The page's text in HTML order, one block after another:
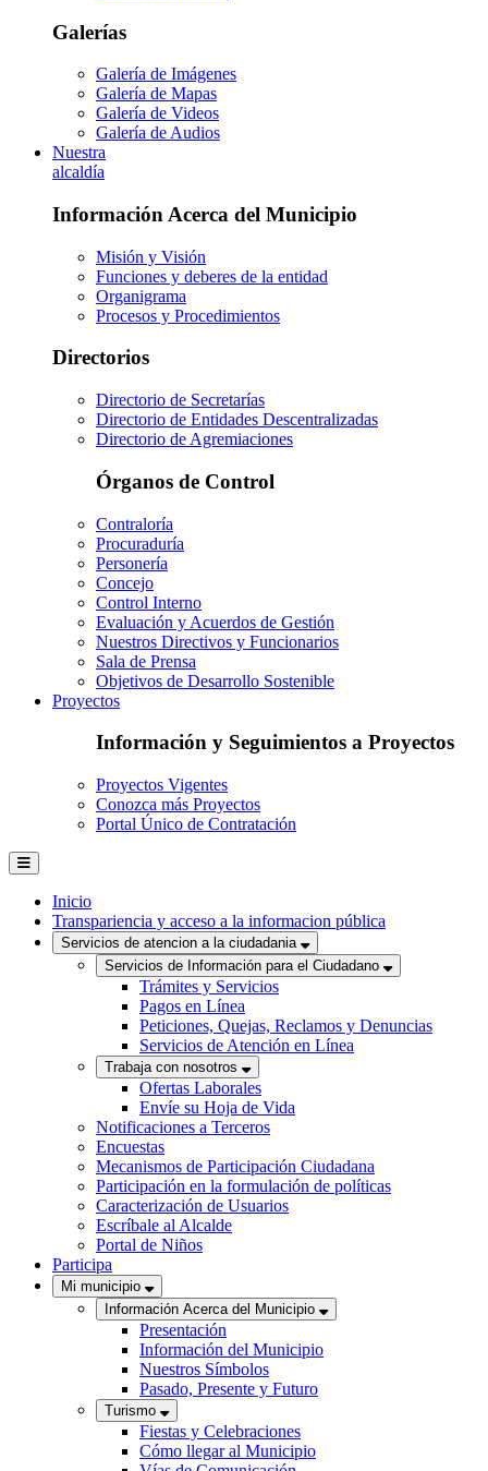
Galerías
Galería de Imágenes
Galería de Mapas
Galería de Videos
Galería de Audios
Nuestra
alcaldía
Información Acerca del Municipio
Misión y Visión
Funciones y deberes de la entidad
Organigrama
Procesos y Procedimientos
Directorios
Directorio de Secretarías
Directorio de Entidades Descentralizadas
Directorio de Agremiaciones
Órganos de Control
Contraloría
Procuraduría
Personería
Concejo
Control Interno
Evaluación y Acuerdos de Gestión
Nuestros Directivos y Funcionarios
Sala de Prensa
Objetivos de Desarrollo Sostenible
Proyectos
Información y Seguimientos a Proyectos
Proyectos Vigentes
Conozca más Proyectos
Portal Único de Contratación
Inicio
Transpariencia y acceso a la informacion pública
Servicios de atencion a la ciudadania
Servicios de Información para el Ciudadano
Trámites y Servicios
Pagos en Línea
Peticiones, Quejas, Reclamos y Denuncias
Servicios de Atención en Línea
Trabaja con nosotros
Ofertas Laborales
Envíe su Hoja de Vida
Notificaciones a Terceros
Encuestas
Mecanismos de Participación Ciudadana
Participación en la formulación de políticas
Caracterización de Usuarios
Escríbale al Alcalde
Portal de Niños
Participa
Mi municipio
Información Acerca del Municipio
Presentación
Información del Municipio
Nuestros Símbolos
Pasado, Presente y Futuro
Turismo
Fiestas y Celebraciones
Cómo llegar al Municipio